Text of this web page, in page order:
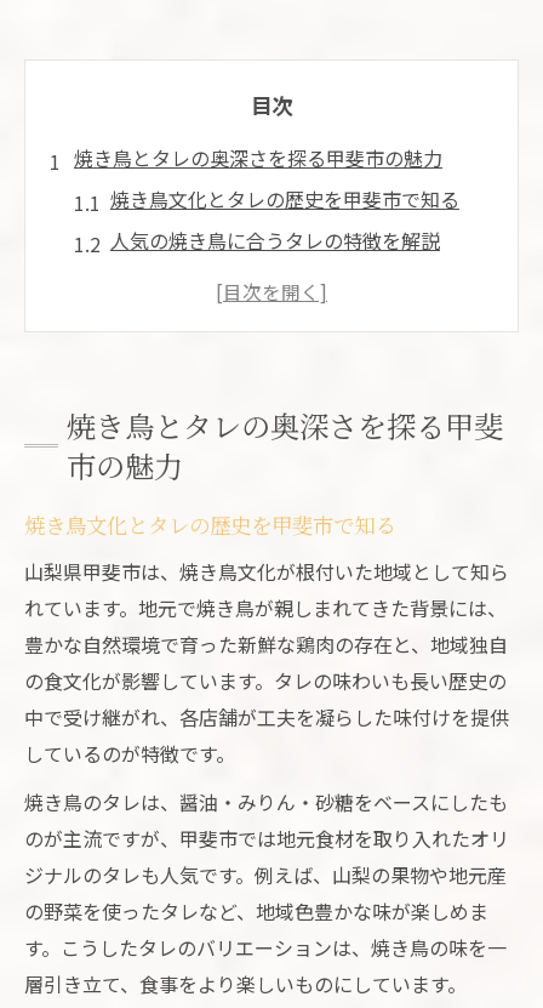
目次
焼き鳥とタレの奥深さを探る甲斐市の魅力
焼き鳥文化とタレの歴史を甲斐市で知る
人気の焼き鳥に合うタレの特徴を解説
焼き鳥の味を引き立てる地元のタレ選び
人気の焼き鳥を甲斐市で味わうならタレを極め
たい
人気焼き鳥店の個性溢れるタレの魅力
地元で愛される焼き鳥とタレの関係性
焼き鳥選びで押さえたいタレの味比べ
焼き鳥と相性抜群なタレの選び方とは
甲斐市流の焼き鳥とタレの楽しみ方
絶妙なタレが光る焼き鳥を楽しむおすすめ体験
焼き鳥の美味しさを増すタレの秘密に迫る
タレで変わる焼き鳥体験の魅力を実感
甲斐市で味わう絶妙タレの焼き鳥体験記
おすすめ焼き鳥とタレの組み合わせ紹介
焼き鳥とタレで味わう満足度の高いひとと
タレ派も納得の焼き鳥を甲斐市で満喫する方法
焼き鳥とタレの奥深さを探る甲斐
市の魅力
焼き鳥文化とタレの歴史を甲斐市で知る
山梨県甲斐市は、焼き鳥文化が根付いた地域として知ら
れています。地元で焼き鳥が親しまれてきた背景には、
豊かな自然環境で育った新鮮な鶏肉の存在と、地域独自
の食文化が影響しています。タレの味わいも長い歴史の
中で受け継がれ、各店舗が工夫を凝らした味付けを提供
しているのが特徴です。
焼き鳥のタレは、醤油・みりん・砂糖をベースにしたも
のが主流ですが、甲斐市では地元食材を取り入れたオリ
ジナルのタレも人気です。例えば、山梨の果物や地元産
の野菜を使ったタレなど、地域色豊かな味が楽しめま
す。こうしたタレのバリエーションは、焼き鳥の味を一
層引き立て、食事をより楽しいものにしています。